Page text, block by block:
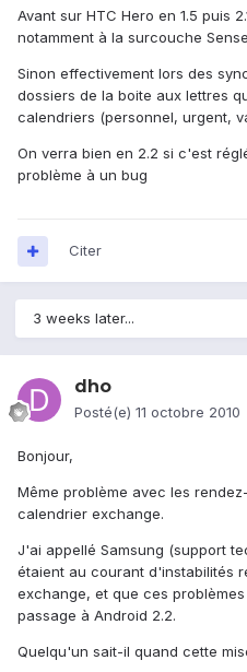
Avant sur HTC Hero en 1.5 puis
notamment à la surcouche
Sinon effectivement lors des
dossiers de la boite aux lettres
calendriers (personnel, urgent,
On verra bien en 2.2 si c'est
problème à un bug
Citer
3 weeks later...
dho
Posté(e) 11 octobre 2010
Bonjour,
Même problème avec les
calendrier exchange.
J'ai appellé Samsung (support
étaient au courant d'instabilités
exchange, et que ces
passage à Android 2.2.
Quelqu'un sait-il quand cette